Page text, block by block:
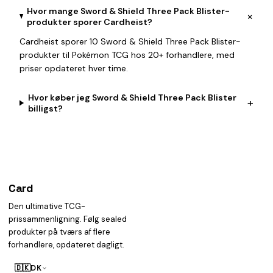
Hvor mange Sword & Shield Three Pack Blister-
produkter sporer Cardheist?
+
Cardheist sporer 10 Sword & Shield Three Pack Blister-
produkter til Pokémon TCG hos 20+ forhandlere, med
priser opdateret hver time.
Hvor køber jeg Sword & Shield Three Pack Blister
billigst?
+
Card
Den ultimative TCG-
prissammenligning. Følg sealed
produkter på tværs af flere
forhandlere, opdateret dagligt.
🇩🇰DK